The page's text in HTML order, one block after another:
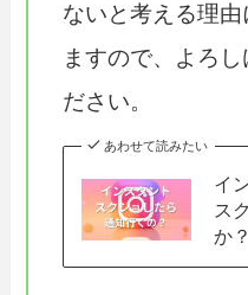
ないと考える理
ますので、よろ
ださい。
あわせて読みたい
イ
ス
か？